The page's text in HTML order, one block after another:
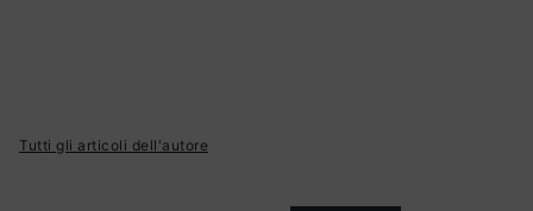
Tutti gli articoli dell'autore